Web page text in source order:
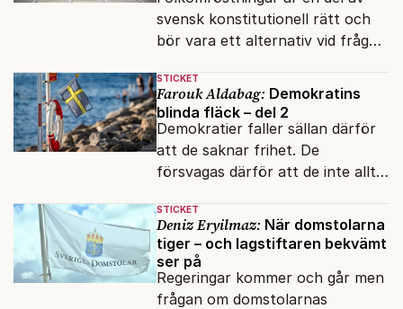
svensk konstitutionell rätt och
bör vara ett alternativ vid frågor
STICKET
Farouk Aldabag: Demokratins
blinda fläck – del 2
Demokratier faller sällan därför
att de saknar frihet. De
försvagas därför att de inte alltid
naivitet.
STICKET
Deniz Eryilmaz: När domstolarna
tiger – och lagstiftaren bekvämt
ser på
Regeringar kommer och går men
frågan om domstolarnas